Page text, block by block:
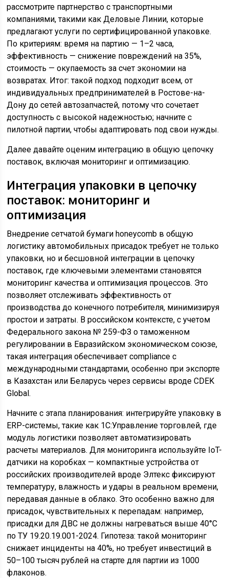
рассмотрите партнерство с транспортными
компаниями, такими как Деловые Линии, которые
предлагают услуги по сертифицированной упаковке.
По критериям: время на партию — 1–2 часа,
эффективность — снижение повреждений на 35%,
стоимость — окупаемость за счет экономии на
возвратах. Итог: такой подход подходит всем, от
индивидуальных предпринимателей в Ростове-на-
Дону до сетей автозапчастей, потому что сочетает
доступность с высокой надежностью; начните с
пилотной партии, чтобы адаптировать под свои нужды.
Далее давайте оценим интеграцию в общую цепочку
поставок, включая мониторинг и оптимизацию.
Интеграция упаковки в цепочку
поставок: мониторинг и
оптимизация
Внедрение сетчатой бумаги honeycomb в общую
логистику автомобильных присадок требует не только
упаковки, но и бесшовной интеграции в цепочку
поставок, где ключевыми элементами становятся
мониторинг качества и оптимизация процессов. Это
позволяет отслеживать эффективность от
производства до конечного потребителя, минимизируя
простои и затраты. В российском контексте, с учетом
Федерального закона № 259-ФЗ о таможенном
регулировании в Евразийском экономическом союзе,
такая интеграция обеспечивает compliance с
международными стандартами, особенно при экспорте
в Казахстан или Беларусь через сервисы вроде CDEK
Global.
Начните с этапа планирования: интегрируйте упаковку в
ERP-системы, такие как 1C:Управление торговлей, где
модуль логистики позволяет автоматизировать
расчеты материалов. Для мониторинга используйте IoT-
датчики на коробках — компактные устройства от
российских производителей вроде Элтекс фиксируют
температуру, влажность и удары в реальном времени,
передавая данные в облако. Это особенно важно для
присадок, чувствительных к перепадам: например,
присадки для ДВС не должны нагреваться выше 40°C
по ТУ 19.20.19.001-2024. Гипотеза: такой мониторинг
снижает инциденты на 40%, но требует инвестиций в
50–100 тысяч рублей на старте для партии из 1000
флаконов.